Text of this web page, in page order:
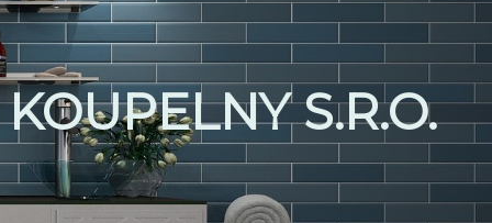
S.R.O.